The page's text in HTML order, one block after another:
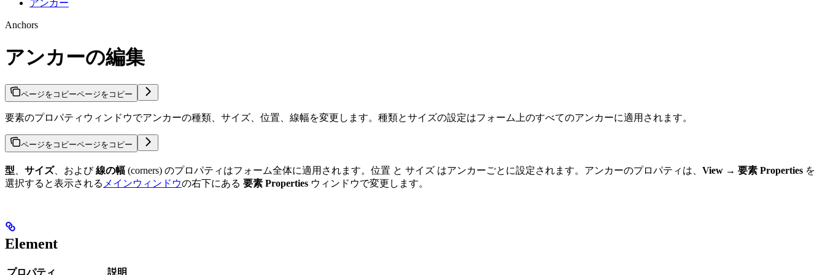
アンカー
Anchors
アンカーの編集
ページをコピーページをコピー
要素のプロパティウィンドウでアンカーの種類、サイズ、位置、線幅を変更します。種類とサイズの設定はフォーム上のすべてのアンカーに適用されます。
ページをコピーページをコピー
型 サイズ、および線の幅 (corners) のプロパティはフォーム全体に適用されます。位置 と サイズ はアンカーごとに設定されます。アンカーのプロパティは、 View → 要素 Properties を
選択すると表示される メインウィンドウの右下にある 要素 Properties ウィンドウで変更します。
Element
プロパティ 説明